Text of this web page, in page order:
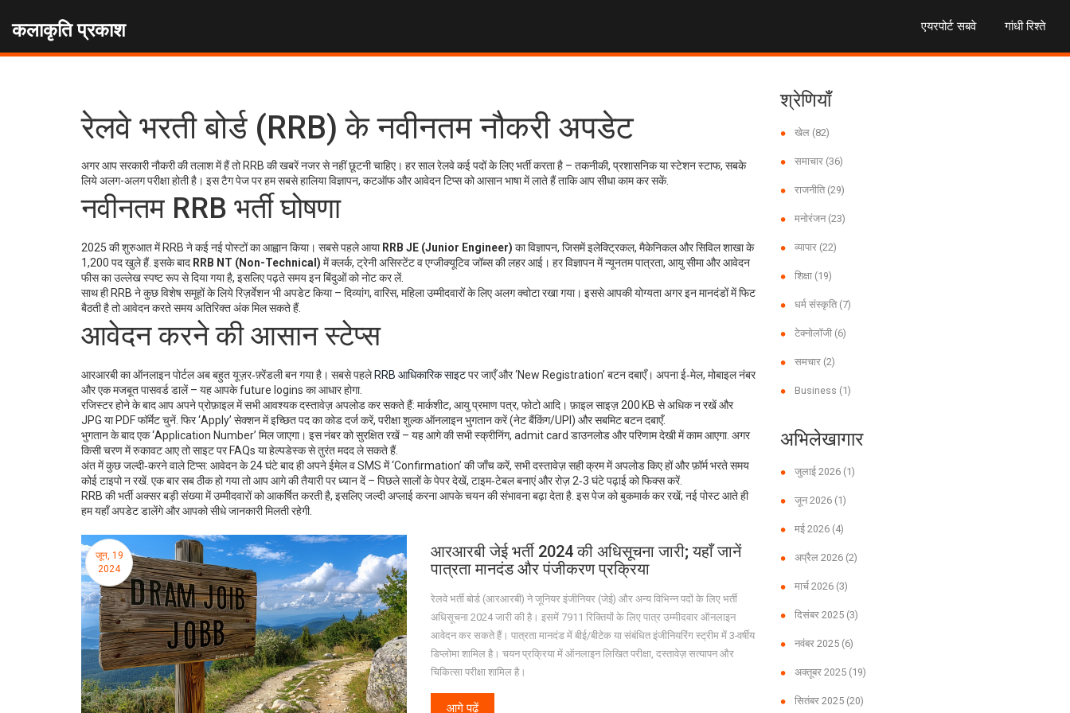
कलाकृति प्रकाश एयरपोर्ट सबवे गांधी रिश्ते
रेलवे भरती बोर्ड (RRB) के नवीनतम नौकरी अपडेट
अगर आप सरकारी नौकरी की तलाश में हैं तो RRB की खबरें नजर से नहीं छूटनी चाहिए। हर साल रेलवे कई पदों के लिए भर्ती करता है – तकनीकी, प्रशासनिक या स्टेशन स्टाफ, सबके
लिये अलग-अलग परीक्षा होती है। इस टैग पेज पर हम सबसे हालिया विज्ञापन, कटऑफ और आवेदन टिप्स को आसान भाषा में लाते हैं ताकि आप सीधा काम कर सकें.
नवीनतम RRB भर्ती घोषणा
2025 की शुरुआत में RRB ने कई नई पोस्टों का आह्वान किया। सबसे पहले आया RRB JE (Junior Engineer) का विज्ञापन, जिसमें इलेक्ट्रिकल, मैकेनिकल और सिविल शाखा के
1,200 पद खुले हैं. इसके बाद RRB NT (Non-Technical) में क्लर्क, ट्रेनी असिस्टेंट व एग्जीक्यूटिव जॉब्स की लहर आई। हर विज्ञापन में न्यूनतम पात्रता, आयु सीमा और आवेदन
फीस का उल्लेख स्पष्ट रूप से दिया गया है, इसलिए पढ़ते समय इन बिंदुओं को नोट कर लें.
साथ ही RRB ने कुछ विशेष समूहों के लिये रिज़र्वेशन भी अपडेट किया – दिव्यांग, वारिस, महिला उम्मीदवारों के लिए अलग क्वोटा रखा गया। इससे आपकी योग्यता अगर इन मानदंडों में फिट
बैठती है तो आवेदन करते समय अतिरिक्त अंक मिल सकते हैं.
आवेदन करने की आसान स्टेप्स
आरआरबी का ऑनलाइन पोर्टल अब बहुत यूज़र‑फ़्रेंडली बन गया है। सबसे पहले RRB आधिकारिक साइटपर जाएँ और ‘New Registration’ बटन दबाएँ। अपना ई‑मेल, मोबाइल नंबर
और एक मजबूत पासवर्ड डालें – यह आपके future logins का आधार होगा.
रजिस्टर होने के बाद आप अपने प्रोफ़ाइल में सभी आवश्यक दस्तावेज़ अपलोड कर सकते हैं: मार्कशीट, आयु प्रमाण पत्र, फोटो आदि। फ़ाइल साइज़ 200 KB से अधिक न रखें और
JPG या PDF फॉर्मेट चुनें. फिर ‘Apply’ सेक्शन में इच्छित पद का कोड दर्ज करें, परीक्षा शुल्क ऑनलाइन भुगतान करें (नेट बैंकिंग/UPI) और सबमिट बटन दबाएँ.
भुगतान के बाद एक ‘Application Number’ मिल जाएगा। इस नंबर को सुरक्षित रखें – यह आगे की सभी स्क्रीनिंग, admit card डाउनलोड और परिणाम देखी में काम आएगा. अगर
किसी चरण में रुकावट आए तो साइट पर FAQs या हेल्पडेस्क से तुरंत मदद ले सकते हैं.
अंत में कुछ जल्दी‑करने वाले टिप्स: आवेदन के 24 घंटे बाद ही अपने ईमेल व SMS में ‘Confirmation’ की जाँच करें, सभी दस्तावेज़ सही क्रम में अपलोड किए हों और फ़ॉर्म भरते समय
कोई टाइपो न रखें. एक बार सब ठीक हो गया तो आप आगे की तैयारी पर ध्यान दें – पिछले सालों के पेपर देखें, टाइम‑टेबल बनाएं और रोज़ 2‑3 घंटे पढ़ाई को फिक्स करें.
RRB की भर्ती अक्सर बड़ी संख्या में उम्मीदवारों को आकर्षित करती है, इसलिए जल्दी अप्लाई करना आपके चयन की संभावना बढ़ा देता है. इस पेज को बुकमार्क कर रखें; नई पोस्ट आते ही
हम यहाँ अपडेट डालेंगे और आपको सीधे जानकारी मिलती रहेगी.
जून, 19
2024
आरआरबी जेई भर्ती 2024 की अधिसूचना जारी; यहाँ जानें
पात्रता मानदंड और पंजीकरण प्रक्रिया
रेलवे भर्ती बोर्ड (आरआरबी) ने जूनियर इंजीनियर (जेई) और अन्य विभिन्न पदों के लिए भर्ती
अधिसूचना 2024 जारी की है। इसमें 7911 रिक्तियों के लिए पात्र उम्मीदवार ऑनलाइन
आवेदन कर सकते हैं। पात्रता मानदंड में बीई/बीटेक या संबंधित इंजीनियरिंग स्ट्रीम में 3-वर्षीय
डिप्लोमा शामिल है। चयन प्रक्रिया में ऑनलाइन लिखित परीक्षा, दस्तावेज़ सत्यापन और
चिकित्सा परीक्षा शामिल है।
आगे पढ़ें
श्रेणियाँ
खेल (82)
समाचार (36)
राजनीति (29)
मनोरंजन (23)
व्यापार (22)
शिक्षा (19)
धर्म संस्कृति (7)
टेक्नोलॉजी (6)
समचार (2)
Business (1)
अभिलेखागार
जुलाई 2026 (1)
जून 2026 (1)
मई 2026 (4)
अप्रैल 2026 (2)
मार्च 2026 (3)
दिसंबर 2025 (3)
नवंबर 2025 (6)
अक्तूबर 2025 (19)
सितंबर 2025 (20)